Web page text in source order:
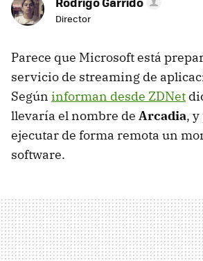
Director
Parece que Microsoft está
servicio de streaming de
Según informan desde ZDNet
llevaría el nombre de Arcadia,
ejecutar de forma remota un
software.